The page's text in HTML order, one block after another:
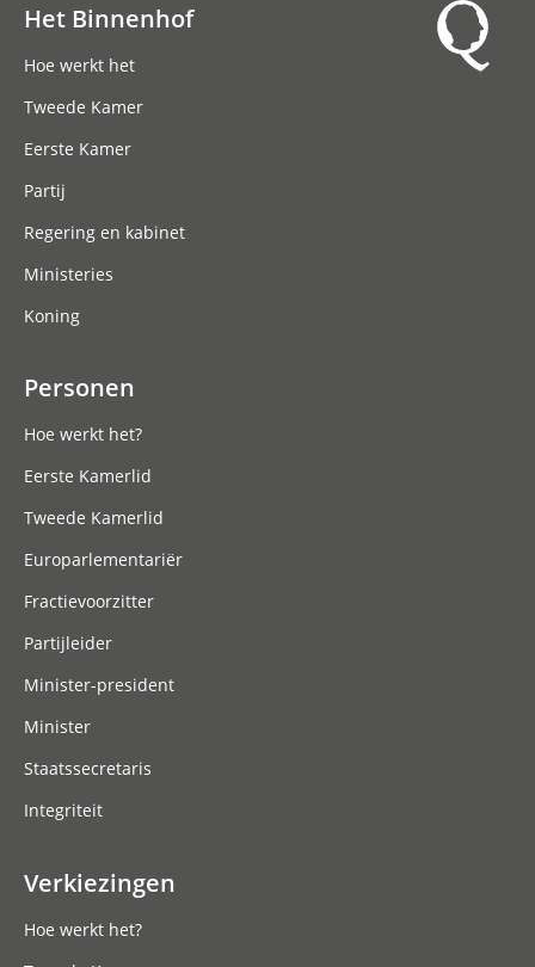
Het Binnenhof
Hoe werkt het
Tweede Kamer
Eerste Kamer
Partij
Regering en kabinet
Ministeries
Koning
Personen
Hoe werkt het?
Eerste Kamerlid
Tweede Kamerlid
Europarlementariër
Fractievoorzitter
Partijleider
Minister-president
Minister
Staatssecretaris
Integriteit
Verkiezingen
Hoe werkt het?